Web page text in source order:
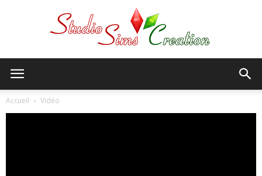
Accueil Vidéo